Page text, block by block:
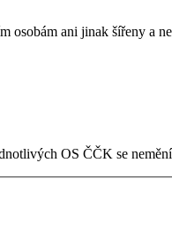
osobám ani jinak šířeny a
OS ČČK se